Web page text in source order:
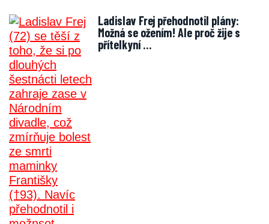
Ladislav Frej přehodnotil plány:
Možná se ožením! Ale proč žije s
přítelkyní …